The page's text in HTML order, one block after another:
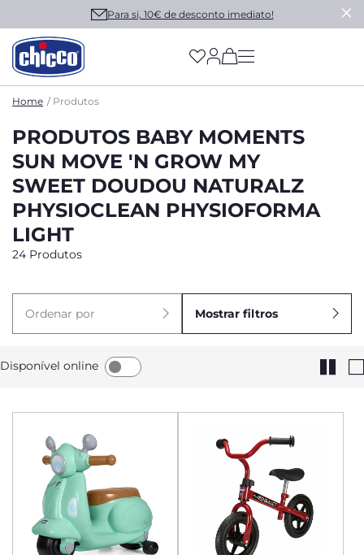
Para si, 10€ de desconto imediato!
(has more options
Home Produtos
PRODUTOS BABY MOMENTS
SUN MOVE 'N GROW MY
SWEET DOUDOU NATURALZ
PHYSIOCLEAN PHYSIOFORMA
LIGHT
24 Produtos
Ordenar por Mostrar filtros
Disponível online